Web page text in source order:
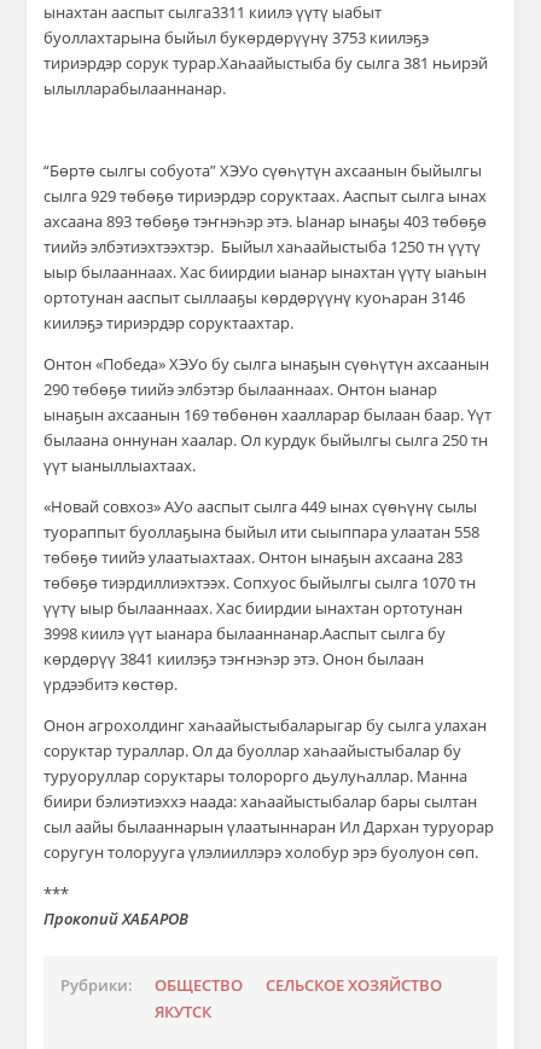
ынахтанааспытсылга3311 киилэүүтү ыабыт
буоллахтарынабыйылбукөрдөрүүнү3753 киилэҕэ
тириэрдэрсоруктурар.Хаһаайыстыбабусылга381 ньирэй
ылылларабылааннанар.
“Бөртө сылгы собуота” ХЭУо сүөһүтүн ахсаанын быйылгы
сылга 929 төбөҕө тириэрдэрсоруктаах. Ааспыт сылга ынах
ахсаана893 төбөҕө тэҥнэһэр этэ. Ыанар ынаҕы 403 төбөҕө
тиийэ элбэтиэхтээхтэр. Быйыл хаһаайыстыба 1250 тн үүтү
ыыр былааннаах. Хас биирдии ыанар ынахтанүүтү ыаһын
ортотунан ааспытсыллааҕы көрдөрүүнү куоһаран3146
киилэҕэ тириэрдэр соруктаахтар.
Онтон «Победа» ХЭУо бу сылга ынаҕын сүөһүтүн ахсаанын
290 төбөҕө тиийэ элбэтэр былааннаах. Онтон ыанар
ынаҕын ахсаанын 169 төбөнөн хаалларар былаан баар.Үүт
былаана оннунан хаалар. Ол курдук быйылгы сылга 250 тн
үүт ыаныллыахтаах.
«Новай совхоз» АУо ааспыт сылга 449 ынах сүөһүнү сылы
туораппыт буоллаҕына быйыл ити сыыппара улаатан 558
төбөҕө тиийэ улаатыахтаах. Онтон ынаҕын ахсаана 283
төбөҕө тиэрдиллиэхтээх. Сопхуос быйылгы сылга 1070 тн
үүтү ыыр былааннаах. Хас биирдии ынахтан ортотунан
3998 киилэ үүт ыанара былааннанар.Ааспыт сылга бу
көрдөрүү 3841 киилэҕэ тэҥнэһэр этэ.Онон былаан
үрдээбитэ көстөр.
Онон агрохолдинг хаһаайыстыбаларыгарбу сылга улахан
соруктар тураллар.Ол да буоллар хаһаайыстыбалар бу
туруоруллар соруктары толорорго дьулуһаллар. Манна
биири бэлиэтиэххэ наада: хаһаайыстыбалар бары сылтан
сыл аайыбылааннарын үлаатыннаран Ил Дархан туруорар
соругун толорууга үлэлииллэрэ холобур эрэ буолуон сөп.
***
Прокопий ХАБАРОВ
Рубрики: ОБЩЕСТВО
СЕЛЬСКОЕ ХОЗЯЙСТВО
ЯКУТСК